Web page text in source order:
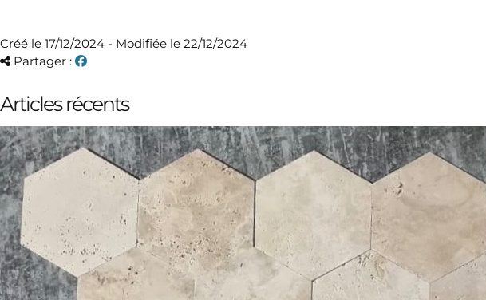
Créé le 17/12/2024 - Modifiée le 22/12/2024
Partager :
Articles récents